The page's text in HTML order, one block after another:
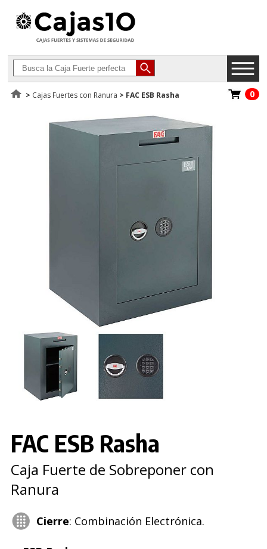
> Cajas Fuertes con Ranura > FAC ESB Rasha 0
FAC ESB Rasha
Caja Fuerte de Sobreponer con
Ranura
Cierre: Combinación Electrónica.